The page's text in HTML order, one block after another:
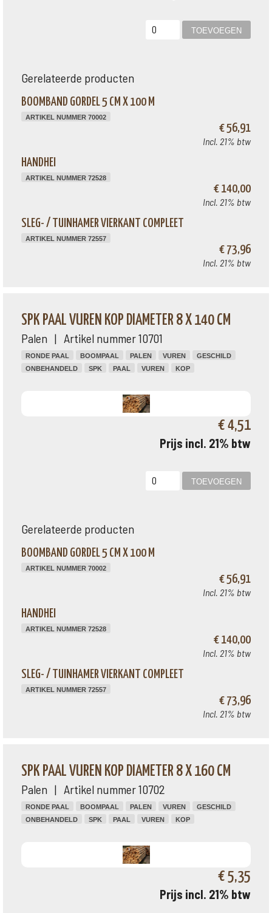
Gerelateerde producten
BOOMBAND GORDEL 5 CM X 100 M
ARTIKEL NUMMER 70002
€ 56,91
Incl. 21% btw
HANDHEI
ARTIKEL NUMMER 72528
€ 140,00
Incl. 21% btw
SLEG- / TUINHAMER VIERKANT COMPLEET
ARTIKEL NUMMER 72557
€ 73,96
Incl. 21% btw
SPK PAAL VUREN KOP DIAMETER 8 X 140 CM
Palen | Artikel nummer 10701
RONDE PAAL BOOMPAAL PALEN VUREN
GESCHILD
ONBEHANDELD
SPK PAAL VUREN KOP
€ 4,51
Prijs incl. 21% btw
Gerelateerde producten
BOOMBAND GORDEL 5 CM X 100 M
ARTIKEL NUMMER 70002
€ 56,91
Incl. 21% btw
HANDHEI
ARTIKEL NUMMER 72528
€ 140,00
Incl. 21% btw
SLEG- / TUINHAMER VIERKANT COMPLEET
ARTIKEL NUMMER 72557
€ 73,96
Incl. 21% btw
SPK PAAL VUREN KOP DIAMETER 8 X 160 CM
Palen | Artikel nummer 10702
RONDE PAAL BOOMPAAL PALEN VUREN
GESCHILD
ONBEHANDELD
SPK PAAL VUREN KOP
€ 5,35
Prijs incl. 21% btw